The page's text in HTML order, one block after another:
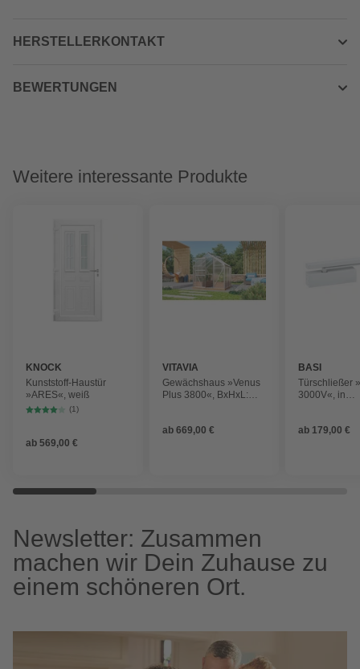
HERSTELLERKONTAKT
BEWERTUNGEN
Weitere interessante Produkte
KNOCK
Kunststoff-Haustür
»ARES«, weiß
(1)
ab 569,00 €
VITAVIA
Gewächshaus »Venus
Plus 3800«, BxHxL:
ab 669,00 €
BASI
Türschließer
3000V«, in
ab 179,00 €
Newsletter: Zusammen
machen wir Dein Zuhause zu
einem schöneren Ort.